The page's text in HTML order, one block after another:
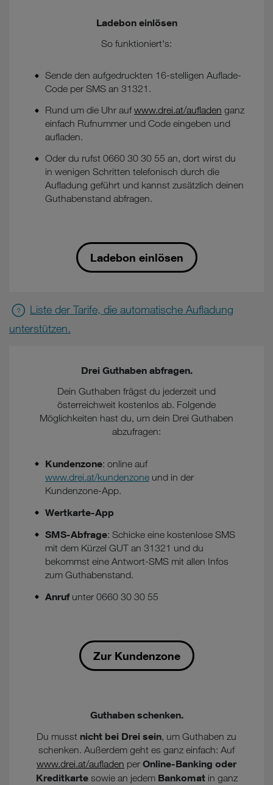
Ladebon einlösen
So funktioniert's:
Sende den aufgedruckten 16-stelligen Auflade-
Code per SMS an 31321.
Rund um die Uhr aufwww.drei.at/aufladen ganz
einfach Rufnummer und Code eingeben und
aufladen.
Oder du rufst 0660 30 30 55 an, dort wirst du
in wenigen Schritten telefonisch durch die
Aufladung geführt und kannst zusätzlich deinen
Guthabenstand abfragen.
Ladebon einlösen
Liste der Tarife, die automatische Aufladung
unterstützen.
Drei Guthaben abfragen.
Dein Guthaben frägst du jederzeit und
österreichweit kostenlos ab. Folgende
Möglichkeiten hast du, um dein Drei Guthaben
abzufragen:
Kundenzone: online auf
www.drei.at/kundenzone und in der
Kundenzone-App.
Wertkarte-App
SMS-Abfrage: Schicke eine kostenlose SMS
mit dem Kürzel GUT an 31321 und du
bekommst eine Antwort-SMS mit allen Infos
zum Guthabenstand.
Anrufunter 0660 30 30 55
Zur Kundenzone
Guthaben schenken.
Du musst nicht bei Drei sein, um Guthaben zu
schenken. Außerdem geht es ganz einfach: Auf
www.drei.at/aufladen per Online-Banking oder
Kreditkartesowie an jedem Bankomatin ganz